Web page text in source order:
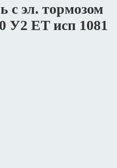
с эл. тормозом
У2 ET исп 1081